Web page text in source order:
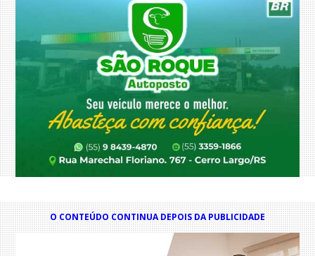
O CONTEÚDO CONTINUA DEPOIS DA PUBLICIDADE